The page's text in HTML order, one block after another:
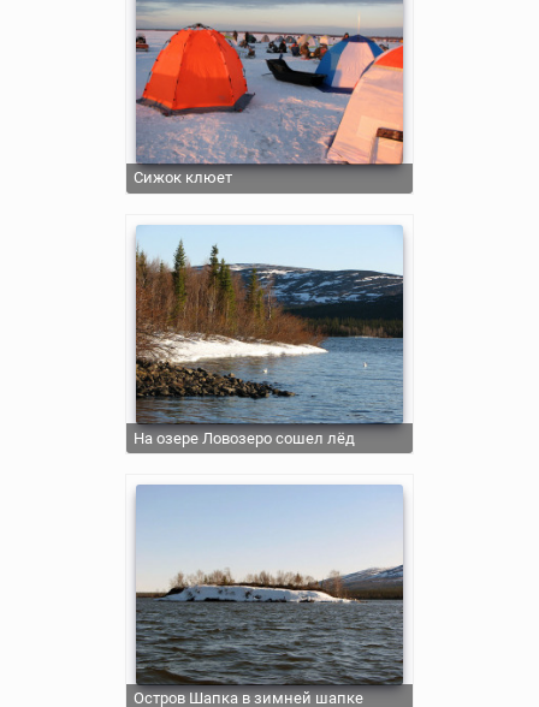
Сижок клюет
На озере Ловозеро сошел лёд
Остров Шапка в зимней шапке